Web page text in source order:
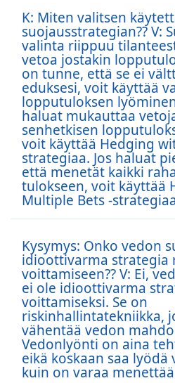
K: Miten valitsen
suojausstrategian?? V:
valinta riippuu
vetoa jostakin
on tunne, että se ei
eduksesi, voit käyttää
lopputuloksen
haluat mukauttaa
senhetkisen
voit käyttää Hedging
strategiaa. Jos haluat
että menetät kaikki
tulokseen, voit käyttää
Multiple Bets -
Kysymys: Onko vedon
idioottivarma strategia
voittamiseen?? V: Ei,
ei ole idioottivarma
voittamiseksi. Se on
riskinhallintatekniikka,
vähentää vedon
Vedonlyönti on aina
eikä koskaan saa lyödä
kuin on varaa